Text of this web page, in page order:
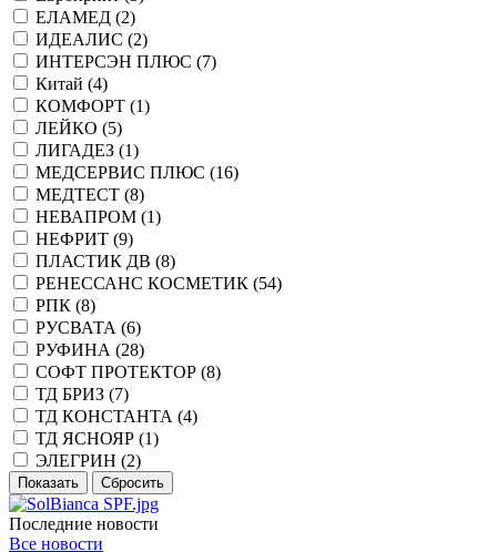
ЕЛАМЕД (2)
ИДЕАЛИС (2)
ИНТЕРСЭН ПЛЮС (7)
Китай (4)
КОМФОРТ (1)
ЛЕЙКО (5)
ЛИГАДЕЗ (1)
МЕДСЕРВИС ПЛЮС (16)
МЕДТЕСТ (8)
НЕВАПРОМ (1)
НЕФРИТ (9)
ПЛАСТИК ДВ (8)
РЕНЕССАНС КОСМЕТИК (54)
РПК (8)
РУСВАТА (6)
РУФИНА (28)
СОФТ ПРОТЕКТОР (8)
ТД БРИЗ (7)
ТД КОНСТАНТА (4)
ТД ЯСНОЯР (1)
ЭЛЕГРИН (2)
Последние новости
Все новости